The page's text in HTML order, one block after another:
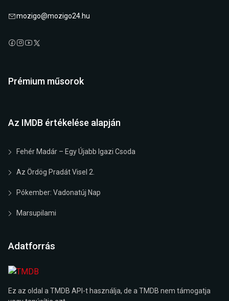
mozigo@mozigo24.hu
Prémium műsorok
Az IMDB értékelése alapján
Fehér Madár – Egy Újabb Igazi Csoda
Az Ördög Pradát Visel 2.
Pókember: Vadonatúj Nap
Marsupilami
Adatforrás
Ez az oldal a TMDB API-t használja, de a TMDB nem támogatja